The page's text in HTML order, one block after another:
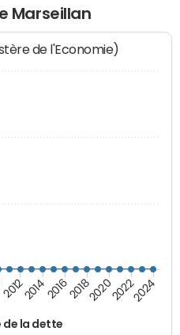
Marseillan
de l'Economie)
de la dette
2012201420162018202020222024